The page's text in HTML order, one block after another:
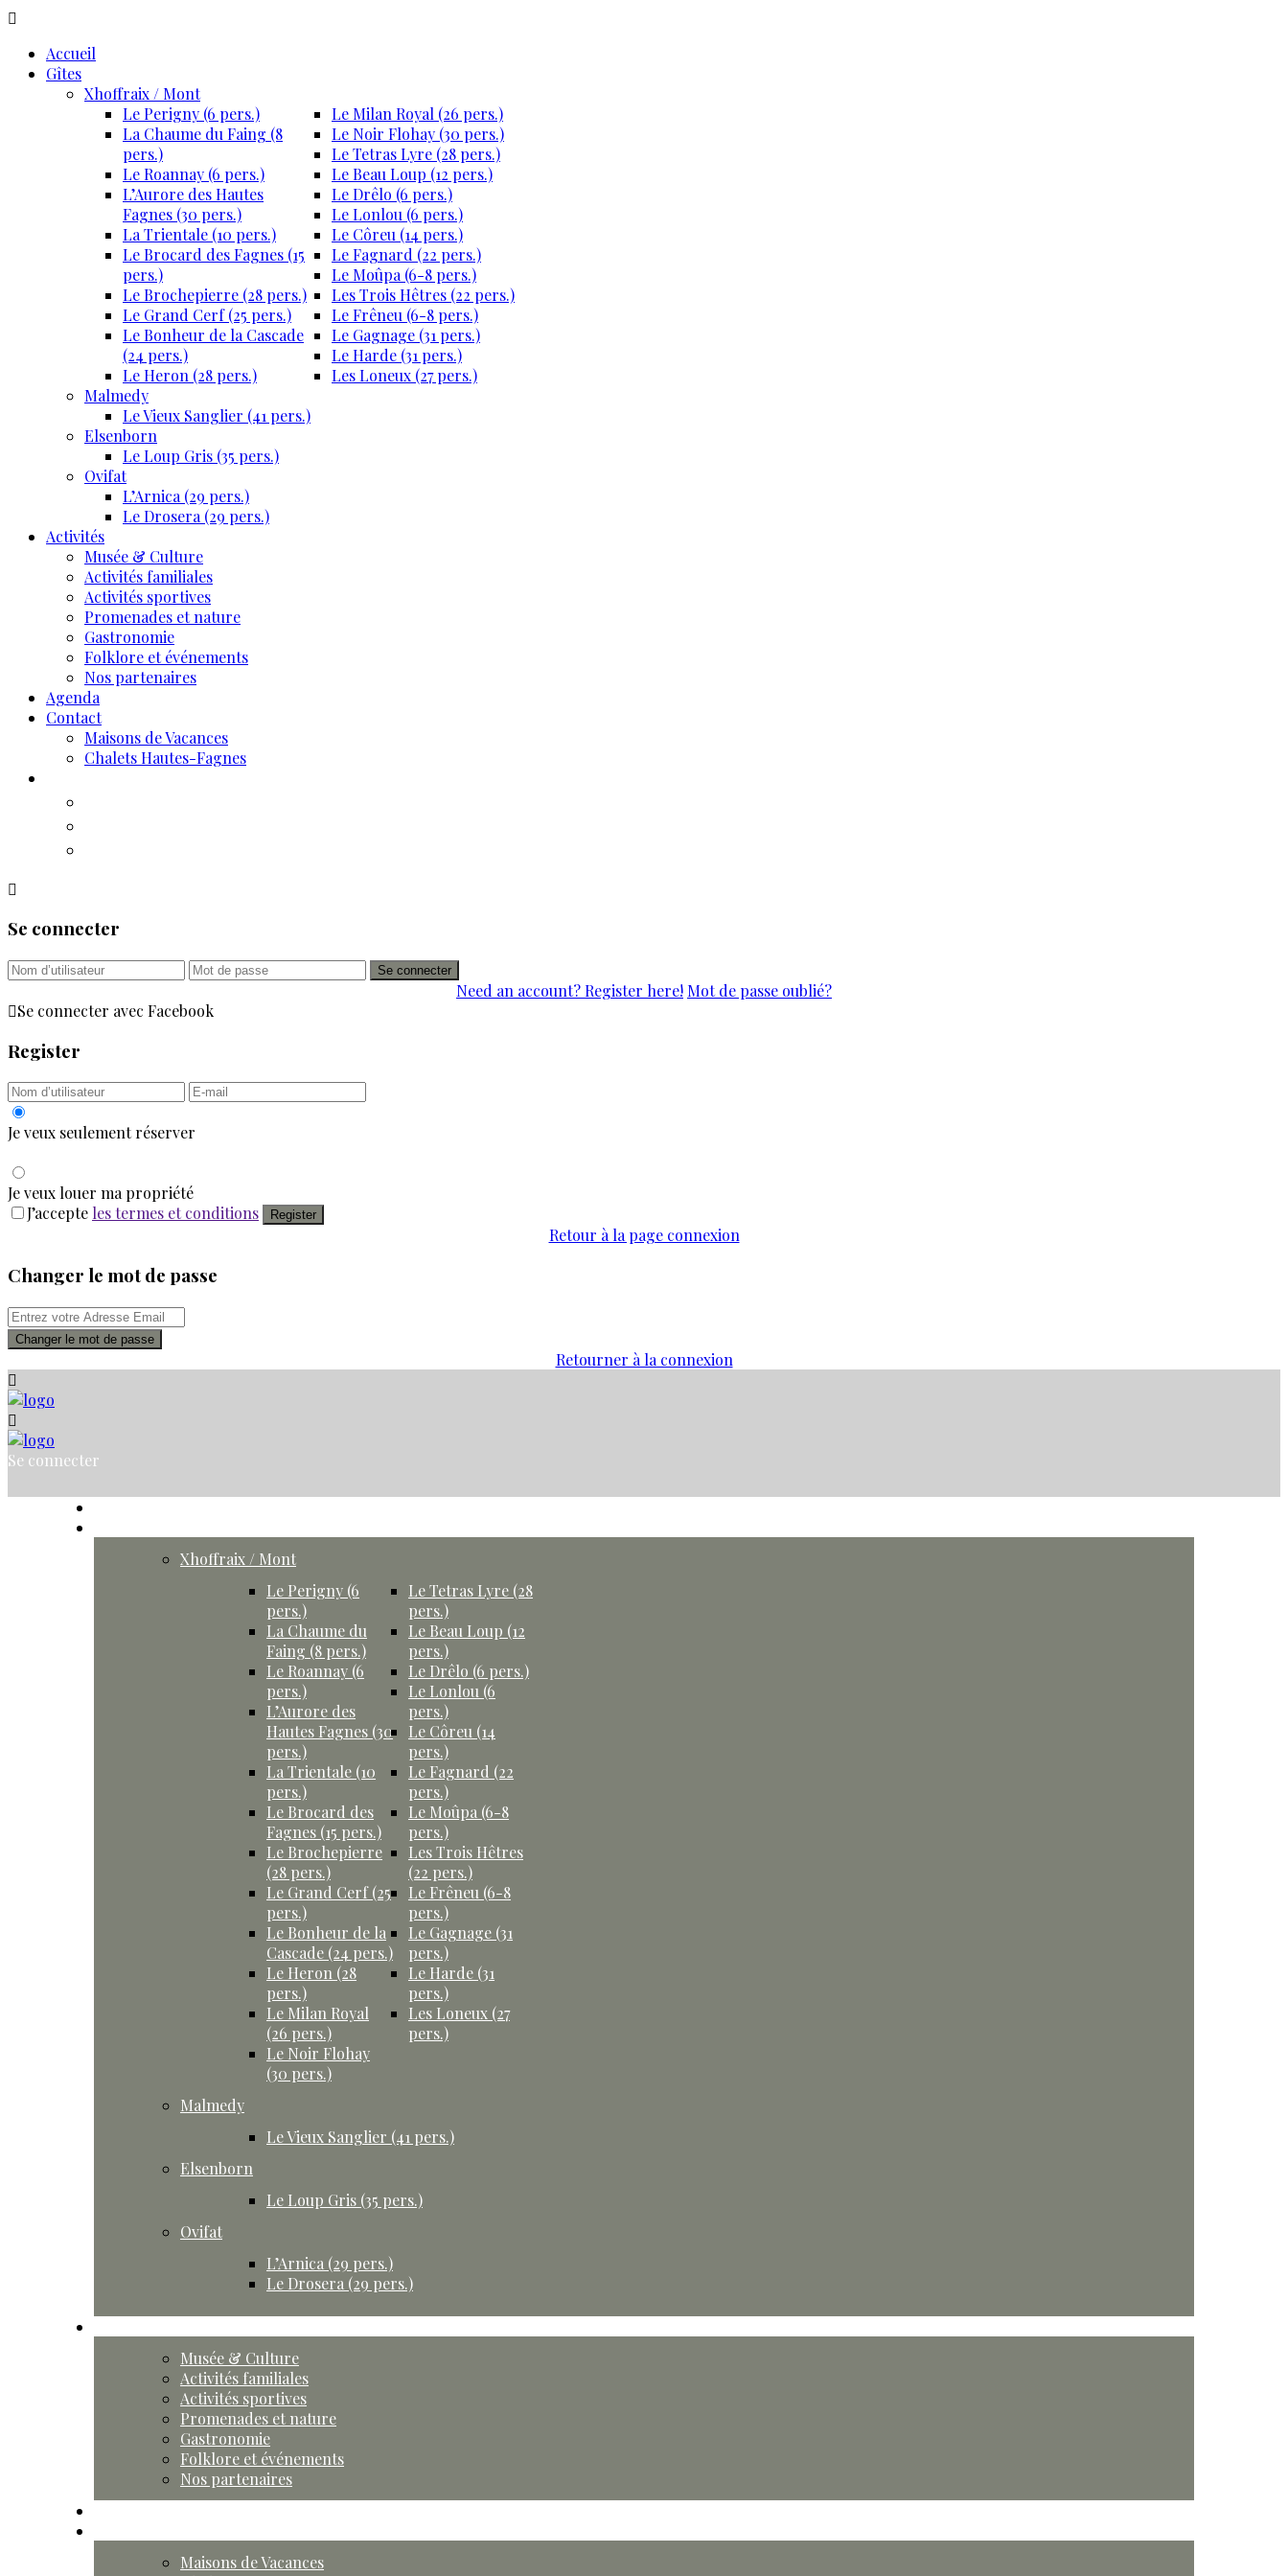
Accueil
Gîtes
Xhoffraix / Mont
Le Perigny (6 pers.)
La Chaume du Faing (8
pers.)
Le Roannay (6 pers.)
L’Aurore des Hautes
Fagnes (30 pers.)
La Trientale (10 pers.)
Le Brocard des Fagnes (15
pers.)
Le Brochepierre (28 pers.)
Le Grand Cerf (25 pers.)
Le Bonheur de la Cascade
(24 pers.)
Le Heron (28 pers.)
Le Milan Royal (26 pers.)
Le Noir Flohay (30 pers.)
Le Tetras Lyre (28 pers.)
Le Beau Loup (12 pers.)
Le Drêlo (6 pers.)
Le Lonlou (6 pers.)
Le Côreu (14 pers.)
Le Fagnard (22 pers.)
Le Moûpa (6-8 pers.)
Les Trois Hêtres (22 pers.)
Le Frêneu (6-8 pers.)
Le Gagnage (31 pers.)
Le Harde (31 pers.)
Les Loneux (27 pers.)
Malmedy
Le Vieux Sanglier (41 pers.)
Elsenborn
Le Loup Gris (35 pers.)
Ovifat
L’Arnica (29 pers.)
Le Drosera (29 pers.)
Activités
Musée & Culture
Activités familiales
Activités sportives
Promenades et nature
Gastronomie
Folklore et événements
Nos partenaires
Agenda
Contact
Maisons de Vacances
Chalets Hautes-Fagnes
Se connecter
Se connecter
Need an account? Register here! Mot de passe oublié?
Se connecter avec Facebook
Register
Je veux seulement réserver
Je veux louer ma propriété
J’accepte les termes et conditions Register
Retour à la page connexion
Changer le mot de passe
Changer le mot de passe
Retourner à la connexion
Se connecter
Xhoffraix / Mont
Le Perigny (6
pers.)
La Chaume du
Faing (8 pers.)
Le Roannay (6
pers.)
L’Aurore des
Hautes Fagnes (30
pers.)
La Trientale (10
pers.)
Le Brocard des
Fagnes (15 pers.)
Le Brochepierre
(28 pers.)
Le Grand Cerf (25
pers.)
Le Bonheur de la
Cascade (24 pers.)
Le Heron (28
pers.)
Le Milan Royal
(26 pers.)
Le Noir Flohay
(30 pers.)
Le Tetras Lyre (28
pers.)
Le Beau Loup (12
pers.)
Le Drêlo (6 pers.)
Le Lonlou (6
pers.)
Le Côreu (14
pers.)
Le Fagnard (22
pers.)
Le Moûpa (6-8
pers.)
Les Trois Hêtres
(22 pers.)
Le Frêneu (6-8
pers.)
Le Gagnage (31
pers.)
Le Harde (31
pers.)
Les Loneux (27
pers.)
Malmedy
Le Vieux Sanglier (41 pers.)
Elsenborn
Le Loup Gris (35 pers.)
Ovifat
L’Arnica (29 pers.)
Le Drosera (29 pers.)
Musée & Culture
Activités familiales
Activités sportives
Promenades et nature
Gastronomie
Folklore et événements
Nos partenaires
Maisons de Vacances